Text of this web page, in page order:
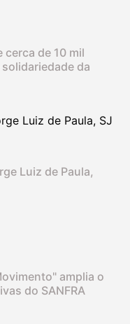
cerca de 10 mil
da
Luiz de Paula,
amplia o
do SANFRA